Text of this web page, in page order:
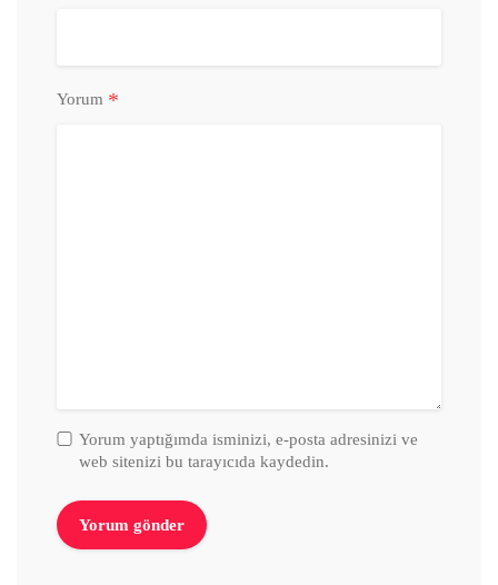
Yorum *
Yorum yaptığımda isminizi, e-posta adresinizi ve
web sitenizi bu tarayıcıda kaydedin.